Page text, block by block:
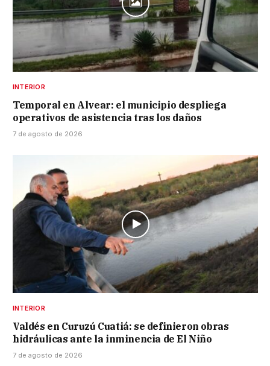
INTERIOR
Temporal en Alvear: el municipio despliega
operativos de asistencia tras los daños
7 de agosto de 2026
INTERIOR
Valdés en Curuzú Cuatiá: se definieron obras
hidráulicas ante la inminencia de El Niño
7 de agosto de 2026